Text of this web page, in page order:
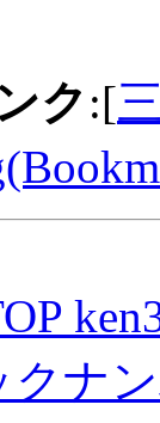
ク :[
クナ